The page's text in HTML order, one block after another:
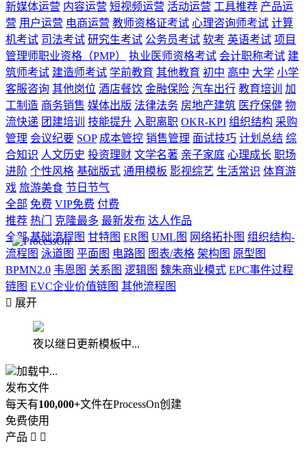
新媒体运营 内容运营 短视频运营 活动运营 工具推荐 产品运
营 用户运营 电商运营 教师资格证考试 心理咨询师考试 计算
机考试 司法考试 研究生考试 公务员考试 软考 英语考试 项目
管理师职业资格（PMP）
执业医师资格考试 会计职称考试 建
筑师考试 建造师考试 学前教育 其他教育 初中 高中 大学 小学
客服咨询 其他岗位 酒店餐饮 金融保险 汽车出行 教育培训
加
工制造 商务销售 媒体出版 法律法务 房地产建筑 医疗保健 物
流快递 团建培训 技能提升 入职离职 OKR-KPI 组织结构 采购
管理 会议纪要 SOP 成本管控 销售管理 面试技巧 计划总结 综
合知识 人文历史 投资理财 文学名著 亲子家庭 心理成长 职场
进阶 个性风格 基础版式 通用模板 影视综艺 生活常识 体育游
戏 旅游美食 节日节气
全部 免费 VIP免费 付费
推荐 热门 克隆最多 最新发布 达人作品
全部 基础流程图 甘特图 ER图 UML图 网络拓扑图 组织结构-
流程图 泳道图 平面图 电路图 图表/表格 架构图 原型图
BPMN2.0 韦恩图 关系图 逻辑图 魏朱商业模式 EPC事件过程
链图 EVC企业价值链图 其他流程图
 展开
夜以继日更新模板中...
加载中...
发布文件
每天有100,000+文件在ProcessOn创建
免费使用
产品  